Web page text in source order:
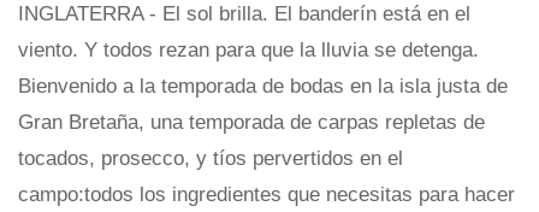
INGLATERRA - El sol brilla. El banderín está en el
viento. Y todos rezan para que la lluvia se detenga.
Bienvenido a la temporada de bodas en la isla justa de
Gran Bretaña, una temporada de carpas repletas de
tocados, prosecco, y tíos pervertidos en el
campo:todos los ingredientes que necesitas para hacer